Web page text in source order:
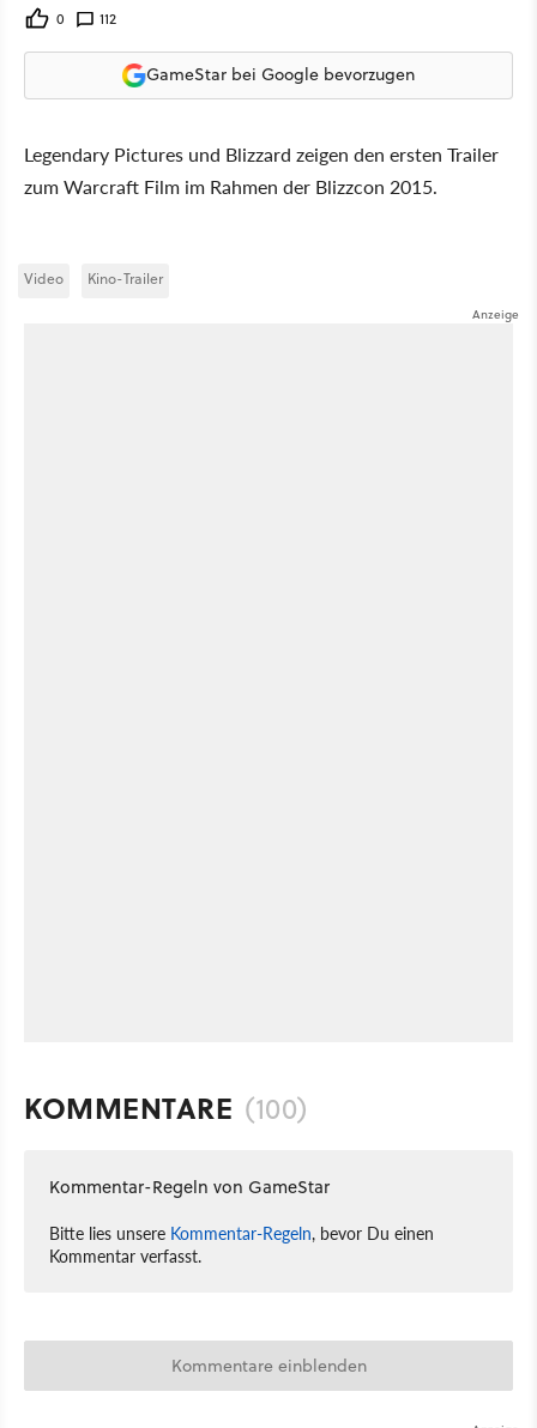
0 112
GameStar bei Google bevorzugen
Legendary Pictures und Blizzard zeigen den ersten Trailer
zum Warcraft Film im Rahmen der Blizzcon 2015.
Video Kino-Trailer
KOMMENTARE (100)
Kommentar-Regeln von GameStar
Bitte lies unsere Kommentar-Regeln, bevor Du einen
Kommentar verfasst.
Kommentare einblenden